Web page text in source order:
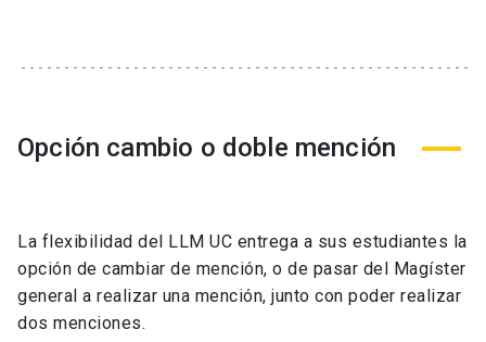
Opción cambio o doble mención
La flexibilidad del LLM UC entrega a sus estudiantes la
opción de cambiar de mención, o de pasar del Magíster
general a realizar una mención, junto con poder realizar
dos menciones.